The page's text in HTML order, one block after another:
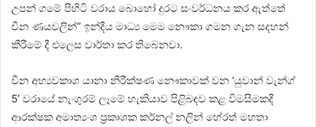
උපන් ගමේ පිහිටි වරාය බොහෝ දුරට සංවර්ධනය කර ඇත්තේ
චීන ණයවලින්” ඉන්දීය මාධ්‍ය මෙම නෞකා ගමන ගැන සදහන්
කීරීමේ දී එලෙස වාර්තා කර තිබෙනවා.
චීන අභ්‍යවකාශ යානා නිරීක්ෂණ නෞකාවක් වන ‘යුවාන් වැන්ග්
5’ වරායේ නැංගුරම් ලෑමේ හැකියාව පිළිබඳව කළ විමසීමකදී
ආරක්ෂක අමාත්‍යංශ ප්‍රකාශක කර්නල් නලින් හේරත් මහතා